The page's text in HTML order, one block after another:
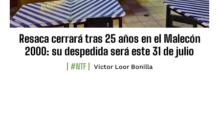
Resaca cerrará tras 25 años en el Malecón
2000: su despedida será este 31 de julio
#NTF Víctor Loor Bonilla